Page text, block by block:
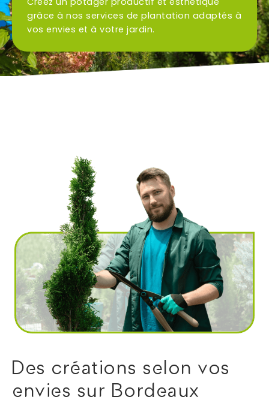
grâce à nos services de plantation adaptés à
vos envies et à votre jardin.
Des créations selon vos
envies sur Bordeaux
Ville*
Service(s) souhaité(s)
Maintien à domicile
Aide ménagère
Garde d'enfants
Jardinage
Petits travaux de bricolage
Autres services
Informations supplémentaires du besoin